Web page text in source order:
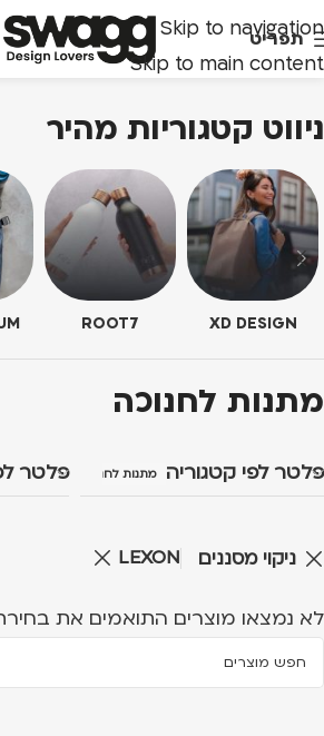
Skip to navigation
Skip to main content
תפריט
ניווט קטגוריות מהיר
XD DESIGN
ROOT7
מתנות לחנוכה
פלטר לפי קטגוריה מתנות לחנוכה פלטר
ניקוי מסננים LEXON
לא נמצאו מוצרים התואמים את